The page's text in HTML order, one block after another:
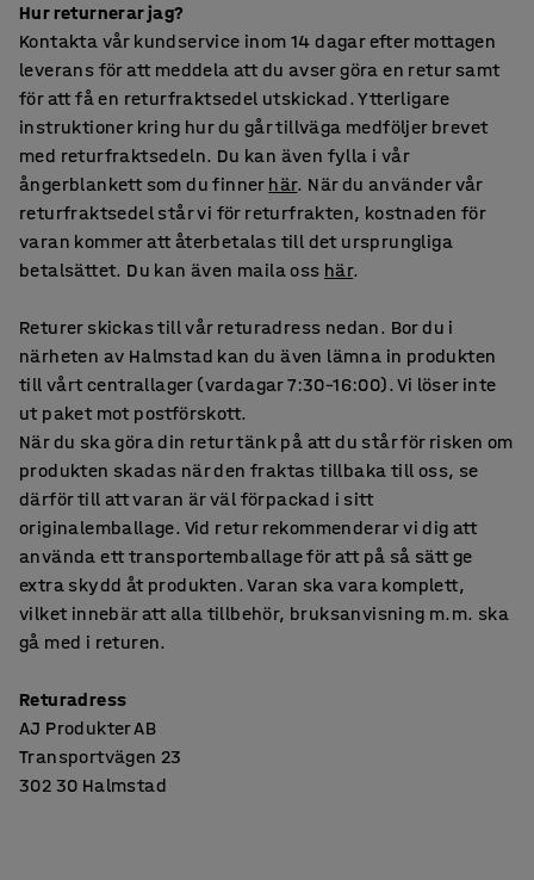
Hur returnerar jag?
Kontakta vår kundservice inom 14 dagar efter mottagen
leverans för att meddela att du avser göra en retur samt
för att få en returfraktsedel utskickad. Ytterligare
instruktioner kring hur du går tillväga medföljer brevet
med returfraktsedeln. Du kan även fylla i vår
ångerblankett som du finner här. När du använder vår
returfraktsedel står vi för returfrakten, kostnaden för
varan kommer att återbetalas till det ursprungliga
betalsättet. Du kan även maila oss här.
Returer skickas till vår returadress nedan. Bor du i
närheten av Halmstad kan du även lämna in produkten
till vårt centrallager (vardagar 7:30–16:00). Vi löser inte
ut paket mot postförskott.
När du ska göra din retur tänk på att du står för risken om
produkten skadas när den fraktas tillbaka till oss, se
därför till att varan är väl förpackad i sitt
originalemballage. Vid retur rekommenderar vi dig att
använda ett transportemballage för att på så sätt ge
extra skydd åt produkten. Varan ska vara komplett,
vilket innebär att alla tillbehör, bruksanvisning m.m. ska
gå med i returen.
Returadress
AJ Produkter AB
Transportvägen 23
302 30 Halmstad